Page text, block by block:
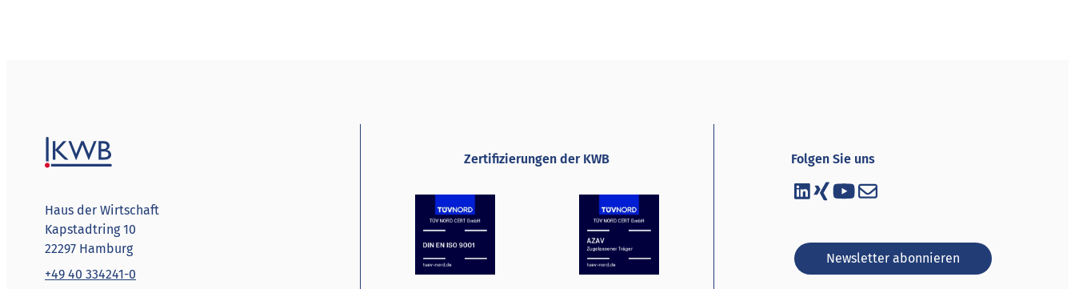
Haus der Wirtschaft
Kapstadtring 10
22297 Hamburg
+49 40 334241-0
Zertifizierungen der KWB Folgen Sie uns
Newsletter abonnieren